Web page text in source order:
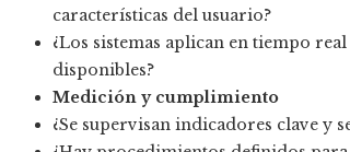
características del usuario?
¿Los sistemas aplican en tiempo
disponibles?
Medición y cumplimiento
¿Se supervisan indicadores clave y